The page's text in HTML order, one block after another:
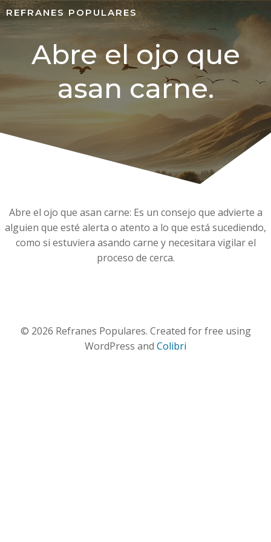
REFRANES POPULARES
Abre el ojo que
asan carne.
Abre el ojo que asan carne: Es un consejo que advierte a
alguien que esté alerta o atento a lo que está sucediendo,
como si estuviera asando carne y necesitara vigilar el
proceso de cerca.
© 2026 Refranes Populares. Created for free using
WordPress and Colibri